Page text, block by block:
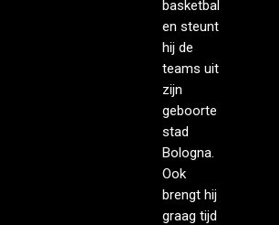
basketbal
en steunt
hij de
teams uit
zijn
geboorte
stad
Bologna.
Ook
brengt hij
graag tijd